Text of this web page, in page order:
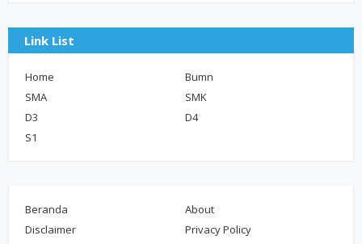
Link List
Home
Bumn
SMA
SMK
D3
D4
S1
Beranda
About
Disclaimer
Privacy Policy